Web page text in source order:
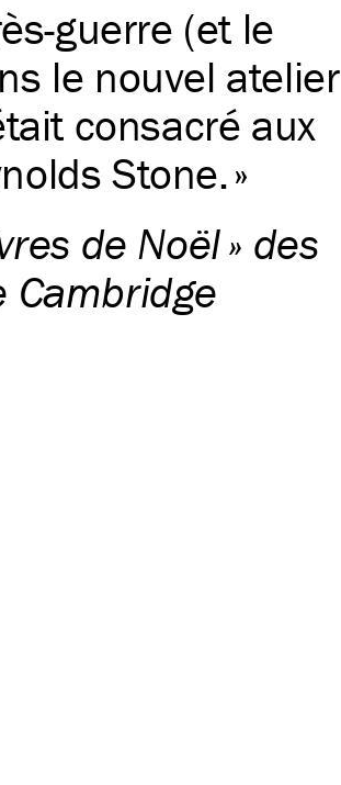
guerre (et le
le nouvel atelier
consacré aux
Stone.
de Noël » des
Cambridge